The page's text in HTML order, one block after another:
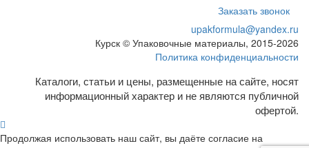
Заказать звонок
upakformula@yandex.ru
Курск © Упаковочные материалы, 2015-2026
Политика конфиденциальности
Каталоги, статьи и цены, размещенные на сайте, носят
информационный характер и не являются публичной
офертой.
Продолжая использовать наш сайт, вы даёте согласие на